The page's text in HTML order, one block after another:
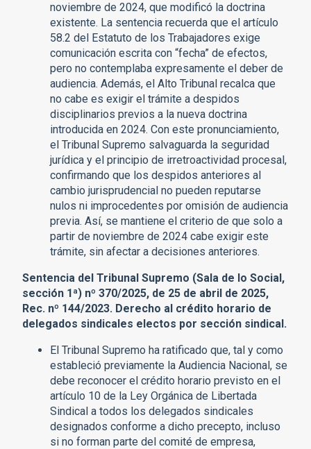
noviembre de 2024, que modificó la doctrina
existente. La sentencia recuerda que el artículo
58.2 del Estatuto de los Trabajadores exige
comunicación escrita con “fecha” de efectos,
pero no contemplaba expresamente el deber de
audiencia. Además, el Alto Tribunal recalca que
no cabe es exigir el trámite a despidos
disciplinarios previos a la nueva doctrina
introducida en 2024. Con este pronunciamiento,
el Tribunal Supremo salvaguarda la seguridad
jurídica y el principio de irretroactividad procesal,
confirmando que los despidos anteriores al
cambio jurisprudencial no pueden reputarse
nulos ni improcedentes por omisión de audiencia
previa. Así, se mantiene el criterio de que solo a
partir de noviembre de 2024 cabe exigir este
trámite, sin afectar a decisiones anteriores.
Sentencia del Tribunal Supremo (Sala de lo Social,
sección 1ª) nº 370/2025, de 25 de abril de 2025,
Rec. nº 144/2023. Derecho al crédito horario de
delegados sindicales electos por sección sindical.
El Tribunal Supremo ha ratificado que, tal y como
estableció previamente la Audiencia Nacional, se
debe reconocer el crédito horario previsto en el
artículo 10 de la Ley Orgánica de Libertada
Sindical a todos los delegados sindicales
designados conforme a dicho precepto, incluso
si no forman parte del comité de empresa,